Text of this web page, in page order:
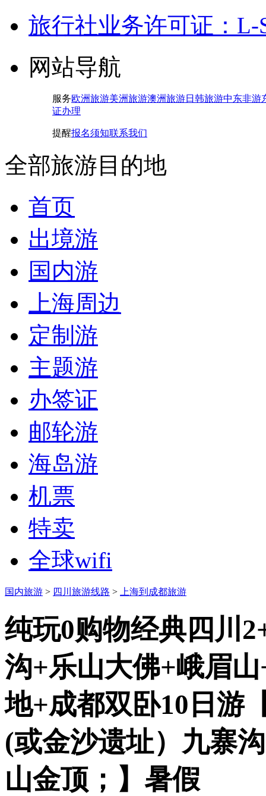
旅行社业务许可证：L-
网站导航
服务欧洲旅游美洲旅游澳洲旅游日韩旅游中东非游
证办理
提醒报名须知联系我们
全部旅游目的地
首页
出境游
国内游
上海周边
定制游
主题游
办签证
邮轮游
海岛游
机票
特卖
全球wifi
国内旅游 > 四川旅游线路 > 上海到成都旅游
纯玩0购物经典四川
沟+乐山大佛+峨眉
地+成都双卧10日游
(或金沙遗址）九寨
山金顶；】 暑假